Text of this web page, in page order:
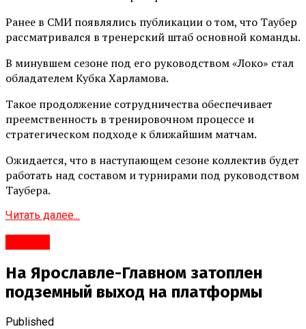
Ранее в СМИ появлялись публикации о том, что Таубер
рассматривался в тренерский штаб основной команды.
В минувшем сезоне под его руководством «Локо» стал
обладателем Кубка Харламова.
Такое продолжение сотрудничества обеспечивает
преемственность в тренировочном процессе и
стратегическом подходе к ближайшим матчам.
Ожидается, что в наступающем сезоне коллектив будет
работать над составом и турнирами под руководством
Таубера.
Читать далее...
На Ярославле-Главном затоплен
подземный выход на платформы
Published